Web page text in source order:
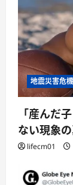
地震災害危
「産んだ
ない現象
lifecm01